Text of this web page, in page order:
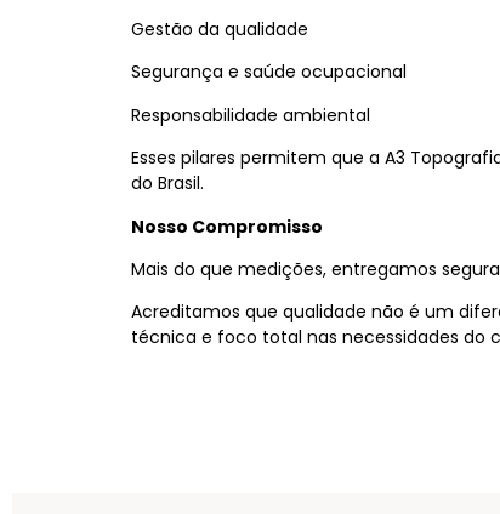
Gestão da qualidade
Segurança e saúde ocupacional
Responsabilidade ambiental
Esses pilares permitem que a A3
do Brasil.
Nosso Compromisso
Mais do que medições, entregamos
Acreditamos que qualidade não é um
técnica e foco total nas necessidades do